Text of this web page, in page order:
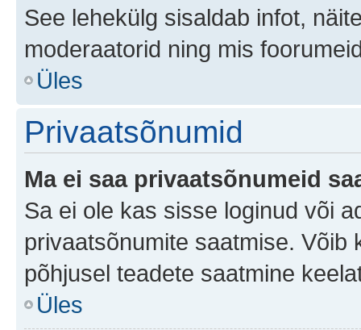
See lehekülg sisaldab infot,
moderaatorid ning mis
Üles
Privaatsõnumid
Ma ei saa privaatsõnumeid
Sa ei ole kas sisse loginud või
privaatsõnumite saatmise. Võib
põhjusel teadete saatmine
Üles